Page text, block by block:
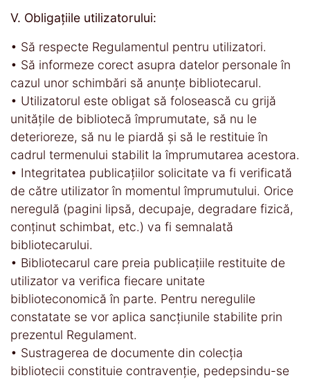
V. Obligațiile utilizatorului:
• Să respecte Regulamentul pentru utilizatori.
• Să informeze corect asupra datelor personale în
cazul unor schimbări să anunțe bibliotecarul.
• Utilizatorul este obligat să folosească cu grijă
unităţile de bibliotecă împrumutate, să nu le
deterioreze, să nu le piardă şi să le restituie în
cadrul termenului stabilit la împrumutarea acestora.
• Integritatea publicaţiilor solicitate va fi verificată
de către utilizator în momentul împrumutului. Orice
neregulă (pagini lipsă, decupaje, degradare fizică,
conţinut schimbat, etc.) va fi semnalată
bibliotecarului.
• Bibliotecarul care preia publicaţiile restituite de
utilizator va verifica fiecare unitate
biblioteconomică în parte. Pentru neregulile
constatate se vor aplica sancţiunile stabilite prin
prezentul Regulament.
• Sustragerea de documente din colecţia
bibliotecii constituie contravenţie, pedepsindu-se